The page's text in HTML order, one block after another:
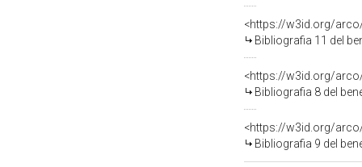
<https://w3id.org/
Bibliografia 11 del
<https://w3id.org/
Bibliografia 8 del
<https://w3id.org/
Bibliografia 9 del